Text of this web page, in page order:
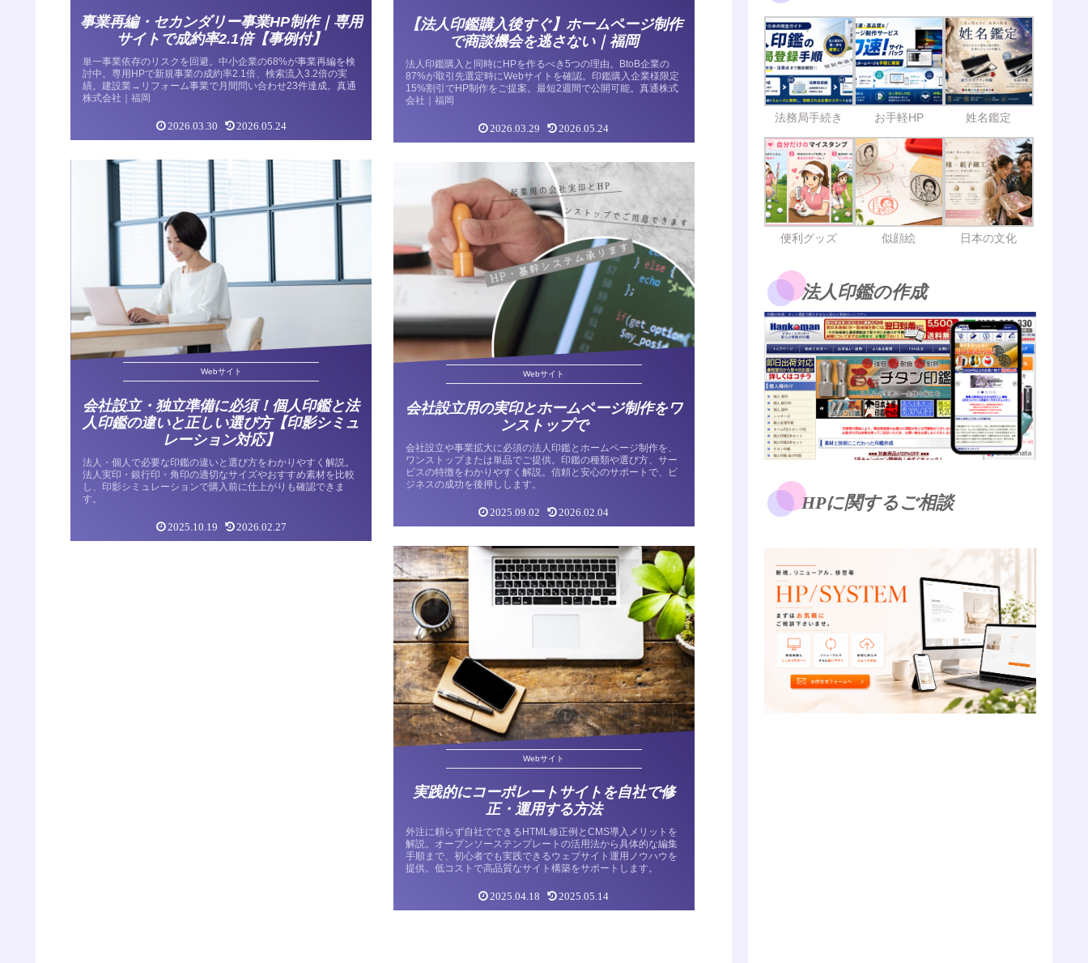
事業再編・セカンダリー事業HP制作｜専用
サイトで成約率2.1倍【事例付】
単一事業依存のリスクを回避。中小企業の68%が事業再編を検
討中。専用HPで新規事業の成約率2.1倍、検索流入3.2倍の実
績。建設業→リフォーム事業で月間問い合わせ23件達成。真通
株式会社｜福岡
2026.03.30 2026.05.24
【法人印鑑購入後すぐ】ホームページ制作
で商談機会を逃さない｜福岡
法人印鑑購入と同時にHPを作るべき5つの理由。BtoB企業の
87%が取引先選定時にWebサイトを確認。印鑑購入企業様限定
15%割引でHP制作をご提案。最短2週間で公開可能。真通株式
会社｜福岡
2026.03.29 2026.05.24
Webサイト
会社設立・独立準備に必須！個人印鑑と法
人印鑑の違いと正しい選び方【印影シミュ
レーション対応】
法人・個人で必要な印鑑の違いと選び方をわかりやすく解説。
法人実印・銀行印・角印の適切なサイズやおすすめ素材を比較
し、印影シミュレーションで購入前に仕上がりも確認できま
す。
2025.10.19 2026.02.27
Webサイト
会社設立用の実印とホームページ制作をワ
ンストップで
会社設立や事業拡大に必須の法人印鑑とホームページ制作を、
ワンストップまたは単品でご提供。印鑑の種類や選び方、サー
ビスの特徴をわかりやすく解説。信頼と安心のサポートで、ビ
ジネスの成功を後押しします。
2025.09.02 2026.02.04
Webサイト
実践的にコーポレートサイトを自社で修
正・運用する方法
外注に頼らず自社でできるHTML修正例とCMS導入メリットを
解説。オープンソーステンプレートの活用法から具体的な編集
手順まで、初心者でも実践できるウェブサイト運用ノウハウを
提供。低コストで高品質なサイト構築をサポートします。
2025.04.18 2025.05.14
法務局手続き お手軽HP 姓名鑑定
便利グッズ 似顔絵 日本の文化
法人印鑑の作成
HPに関するご相談